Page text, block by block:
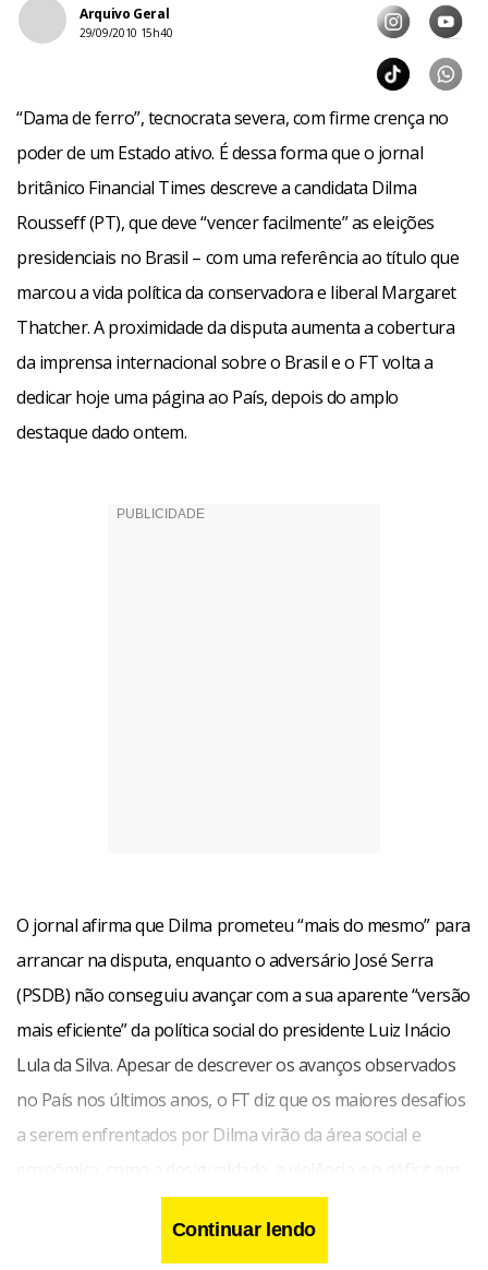
Arquivo Geral
29/09/2010 15h40
“Dama de ferro”, tecnocrata severa, com firme crença no
poder de um Estado ativo. É dessa forma que o jornal
britânico Financial Times descreve a candidata Dilma
Rousseff (PT), que deve “vencer facilmente” as eleições
presidenciais no Brasil – com uma referência ao título que
marcou a vida política da conservadora e liberal Margaret
Thatcher. A proximidade da disputa aumenta a cobertura
da imprensa internacional sobre o Brasil e o FT volta a
dedicar hoje uma página ao País, depois do amplo
destaque dado ontem.
O jornal afirma que Dilma prometeu “mais do mesmo” para
arrancar na disputa, enquanto o adversário José Serra
(PSDB) não conseguiu avançar com a sua aparente “versão
mais eficiente” da política social do presidente Luiz Inácio
Lula da Silva. Apesar de descrever os avanços observados
no País nos últimos anos, o FT diz que os maiores desafios
a serem enfrentados por Dilma virão da área social e
Continuar lendo